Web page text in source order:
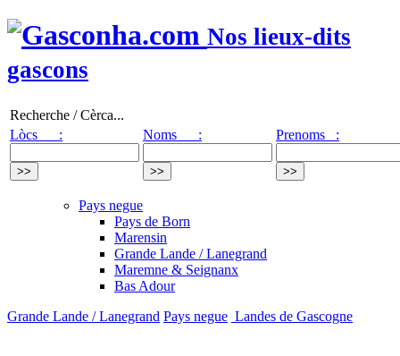
Nos lieux-dits
gascons
Recherche / Cèrca...
Lòcs :
Noms : Prenoms :
Pays negue
Pays de Born
Marensin
Grande Lande / Lanegrand
Maremne & Seignanx
Bas Adour
Grande Lande / Lanegrand Pays negue Landes de Gascogne